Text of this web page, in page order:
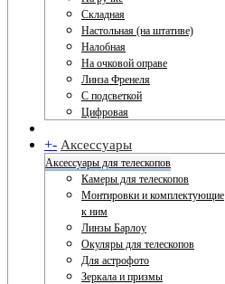
Складная
Настольная (на штативе)
Налобная
На очковой оправе
Линза Френеля
С подсветкой
Цифровая
+- Аксессуары
Аксессуары для телескопов
Камеры для телескопов
Монтировки и комплектующие
к ним
Линзы Барлоу
Окуляры для телескопов
Для астрофото
Зеркала и призмы